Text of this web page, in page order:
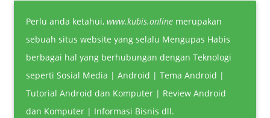
Perlu anda ketahui,www.kubis.online merupakan
sebuah situs website yang selalu Mengupas Habis
berbagai hal yang berhubungan dengan Teknologi
seperti Sosial Media | Android | Tema Android |
Tutorial Android dan Komputer | Review Android
dan Komputer | Informasi Bisnis dll.